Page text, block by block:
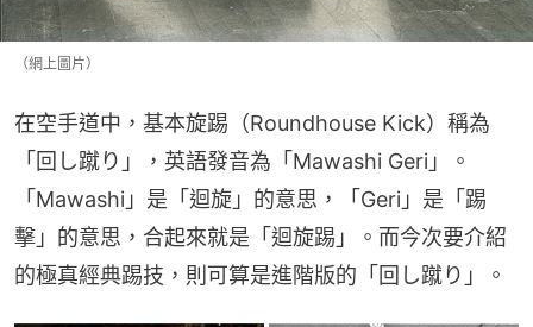
（網上圖片）
在空手道中，基本旋踢（Roundhouse Kick）稱為
「回し蹴り」，英語發音為「Mawashi Geri」。
「Mawashi」是「迴旋」的意思，「Geri」是「踢
擊」的意思，合起來就是「迴旋踢」。而今次要介紹
的極真經典踢技，則可算是進階版的「回し蹴り」。